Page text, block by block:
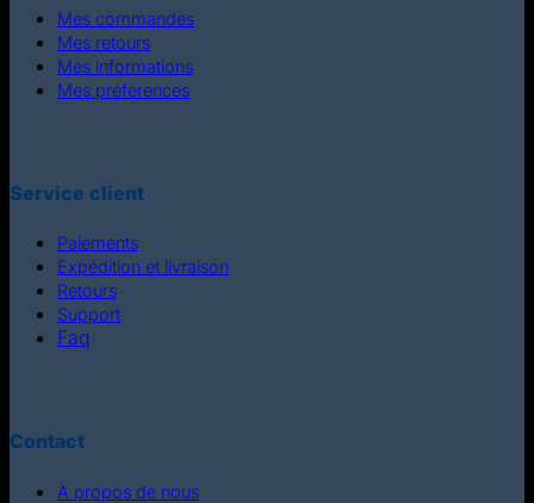
Mes commandes
Mes retours
Mes informations
Mes préférences
Service client
Paiements
Expédition et livraison
Retours
Support
Faq
Contact
À propos de nous